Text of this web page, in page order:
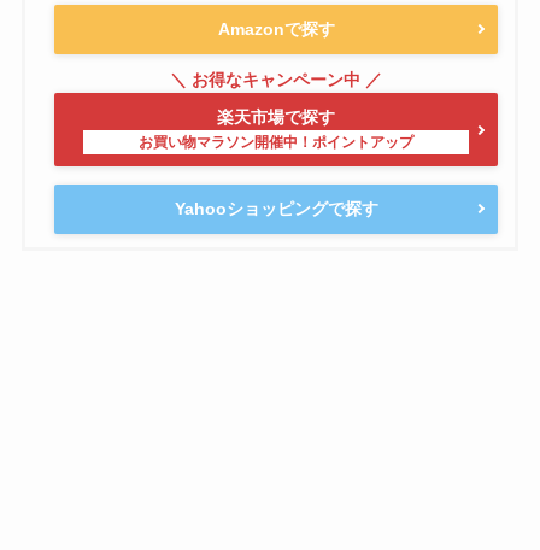
Amazonで探す
楽天市場で探す
Yahooショッピングで探す